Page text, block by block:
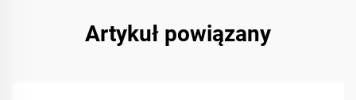
Artykuł powiązany